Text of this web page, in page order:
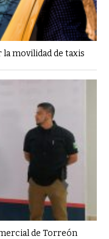
movilidad de taxis
de Torreón